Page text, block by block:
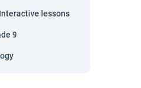
Interactive lessons
9